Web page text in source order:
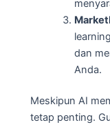
dan
Anda.
Meskipun AI
tetap penting.